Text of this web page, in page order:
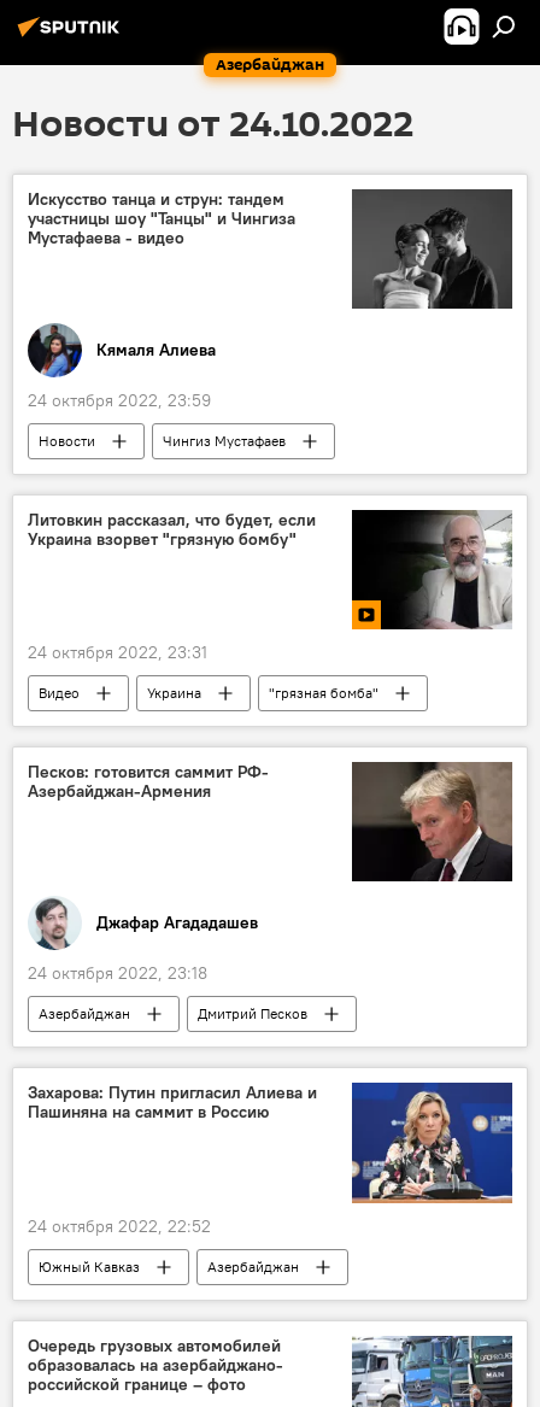
Азербайджан
Новости от 24.10.2022
Искусство танца и струн: тандем
участницы шоу "Танцы" и Чингиза
Мустафаева - видео
Кямаля Алиева
24 октября 2022, 23:59
Новости
Чингиз Мустафаев
Азербайджан
клип Евровидение
Литовкин рассказал, что будет, если
Украина взорвет "грязную бомбу"
24 октября 2022, 23:31
Видео Украина
"грязная бомба"
Россия
Сергей Шойгу
Запад
Виктор Литовкин
Песков: готовится саммит РФ-
Азербайджан-Армения
Джафар Агададашев
24 октября 2022, 23:18
Азербайджан
Дмитрий Песков
Ильхам Алиев
Владимир Путин
Россия
Армения
Никол Пашинян
саммит
Захарова: Путин пригласил Алиева и
Пашиняна на саммит в Россию
24 октября 2022, 22:52
Южный Кавказ
Азербайджан
Армения
Владимир Путин
Никол Пашинян
Политика
Очередь грузовых автомобилей
образовалась на азербайджано-
российской границе – фото